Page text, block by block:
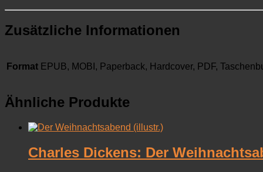
Zusätzliche Informationen
Format EPUB, MOBI, Paperback, Hardcover, PDF,
Ähnliche Produkte
Charles Dickens: Der